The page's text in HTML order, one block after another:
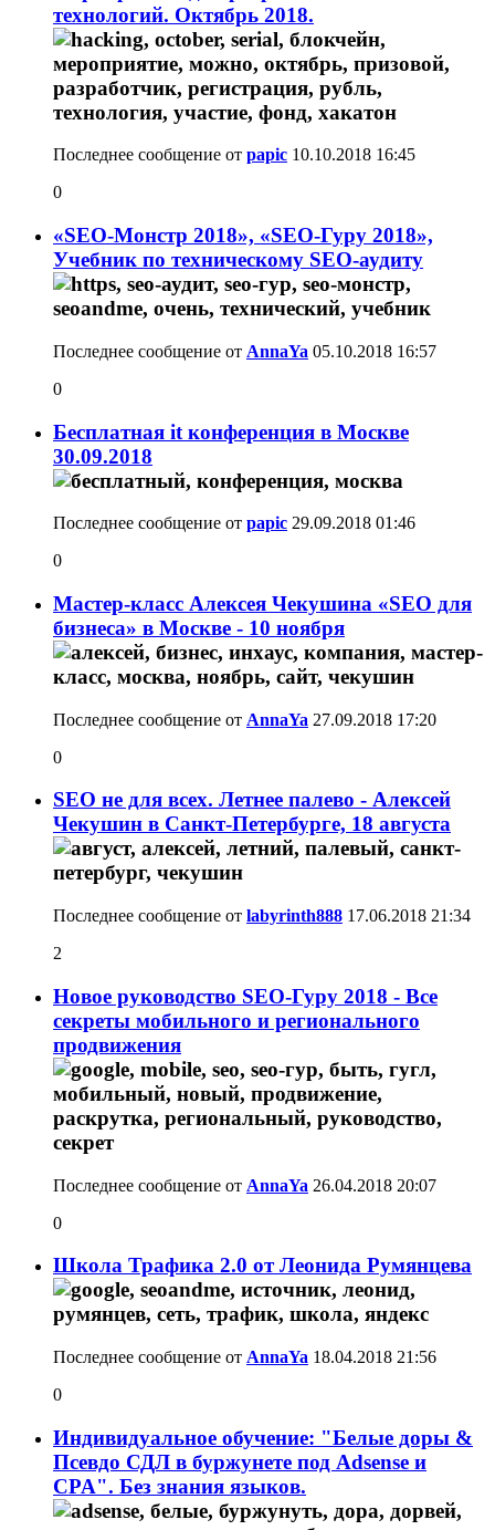
технологий. Октябрь 2018.
Последнее сообщение от papic 10.10.2018 16:45
0
«SEO-Монстр 2018», «SEO-Гуру 2018»,
Учебник по техническому SEO-аудиту
Последнее сообщение от AnnaYa 05.10.2018 16:57
0
Бесплатная it конференция в Москве
30.09.2018
Последнее сообщение от papic 29.09.2018 01:46
0
Мастер-класс Алексея Чекушина «SEO для
бизнеса» в Москве - 10 ноября
Последнее сообщение от AnnaYa 27.09.2018 17:20
0
SEO не для всех. Летнее палево - Алексей
Чекушин в Санкт-Петербурге, 18 августа
Последнее сообщение от labyrinth888 17.06.2018 21:34
2
Новое руководство SEO-Гуру 2018 - Все
секреты мобильного и регионального
продвижения
Последнее сообщение от AnnaYa 26.04.2018 20:07
0
Школа Трафика 2.0 от Леонида Румянцева
Последнее сообщение от AnnaYa 18.04.2018 21:56
0
Индивидуальное обучение: "Белые доры &
Псевдо СДЛ в буржунете под Adsense и
CPA". Без знания языков.